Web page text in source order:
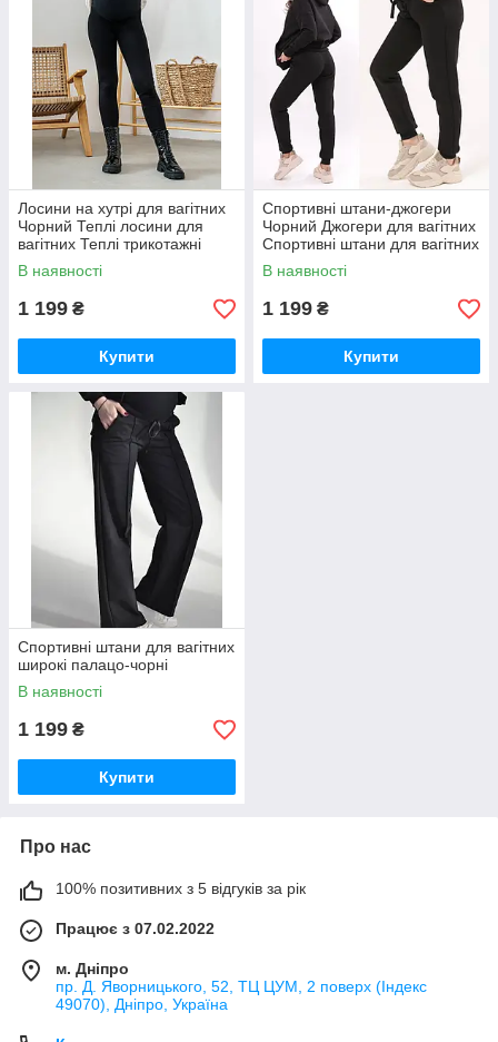
Лосини на хутрі для вагітних
Чорний Теплі лосини для
вагітних Теплі трикотажні
лосини
В наявності
1 199 ₴
Купити
Спортивні штани-джогери
Чорний Джогери для вагітних
Спортивні штани для вагітних
В наявності
1 199 ₴
Купити
Спортивні штани для вагітних
широкі палацо-чорні
В наявності
1 199 ₴
Купити
Про нас
100% позитивних з 5 відгуків за рік
Працює з 07.02.2022
м. Дніпро
пр. Д. Яворницького, 52, ТЦ ЦУМ, 2 поверх (Індекс
49070), Дніпро, Україна